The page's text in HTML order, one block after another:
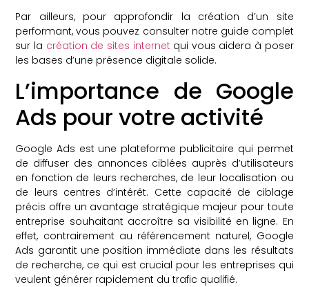
Par ailleurs, pour approfondir la création d’un site
performant, vous pouvez consulter notre guide complet
sur la création de sites internet qui vous aidera à poser
les bases d’une présence digitale solide.
L’importance de Google
Ads pour votre activité
Google Ads est une plateforme publicitaire qui permet
de diffuser des annonces ciblées auprès d’utilisateurs
en fonction de leurs recherches, de leur localisation ou
de leurs centres d’intérêt. Cette capacité de ciblage
précis offre un avantage stratégique majeur pour toute
entreprise souhaitant accroître sa visibilité en ligne. En
effet, contrairement au référencement naturel, Google
Ads garantit une position immédiate dans les résultats
de recherche, ce qui est crucial pour les entreprises qui
veulent générer rapidement du trafic qualifié.